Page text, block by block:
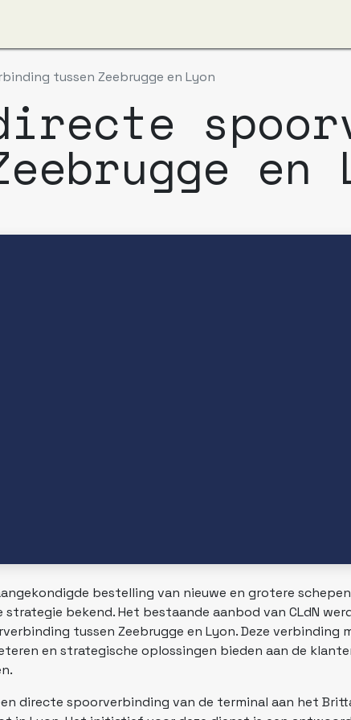
tussen Zeebrugge en Lyon
en
bestelling van nieuwe en grotere
bekend. Het bestaande aanbod van CLdN
tussen Zeebrugge en Lyon. Deze verbinding
en strategische oplossingen bieden aan de
directe spoorverbinding van de terminal aan het